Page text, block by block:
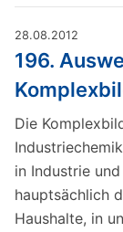
28.08.2012
196.
Die
in Industrie
hauptsächlich
Haushalte, in